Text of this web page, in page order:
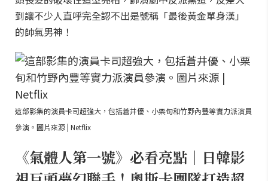
到讓不少人直呼完全認不出是號稱「最後黃金單身漢」
的帥氣男神！
這部影集的演員卡司超強大，包括蒼井優、小栗旬和竹野內豐等實力派演員
參演。圖片來源 | Netflix
《氣體人第一號》必看亮點｜日韓影